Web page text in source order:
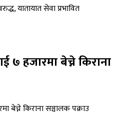
७ हजारमा बेच्ने किराना